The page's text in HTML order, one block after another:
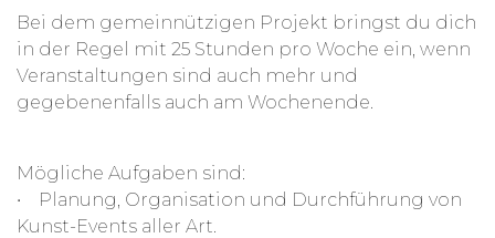
Bei dem gemeinnützigen Projekt bringst du dich
in der Regel mit 25 Stunden pro Woche ein, wenn
Veranstaltungen sind auch mehr und
gegebenenfalls auch am Wochenende.
Mögliche Aufgaben sind:
• Planung, Organisation und Durchführung von
Kunst-Events aller Art.